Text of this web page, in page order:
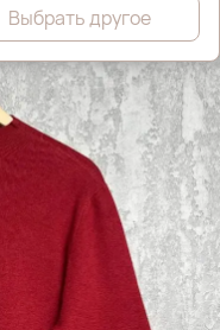
Выбрать другое